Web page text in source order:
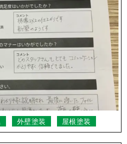
外壁塗装 屋根塗装